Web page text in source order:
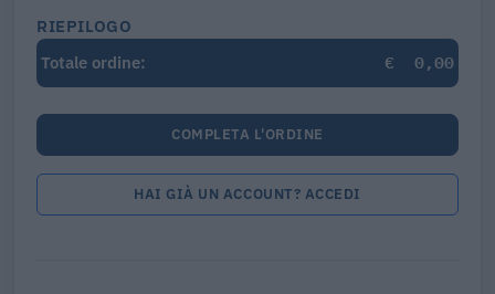
RIEPILOGO
Totale ordine:
€ 0,00
COMPLETA L'ORDINE
HAI GIÀ UN ACCOUNT? ACCEDI